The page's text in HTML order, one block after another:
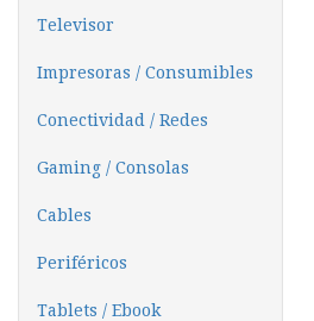
Televisor
Impresoras / Consumibles
Conectividad / Redes
Gaming / Consolas
Cables
Periféricos
Tablets / Ebook